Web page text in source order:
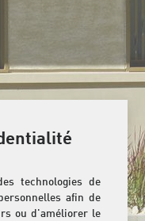
technologies de
afin de
ou d'améliorer le